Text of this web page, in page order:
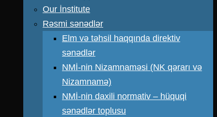
Our İnstitute
Rəsmi sənədlər
Elm və təhsil haqqında direktiv
sənədlər
NMİ-nin Nizamnaməsi (NK qərarı və
Nizamnamə)
NMİ-nin daxili normativ – hüquqi
sənədlər toplusu